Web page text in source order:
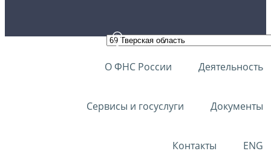
О ФНС России Деятельность
Сервисы и госуслуги Документы
Контакты ENG